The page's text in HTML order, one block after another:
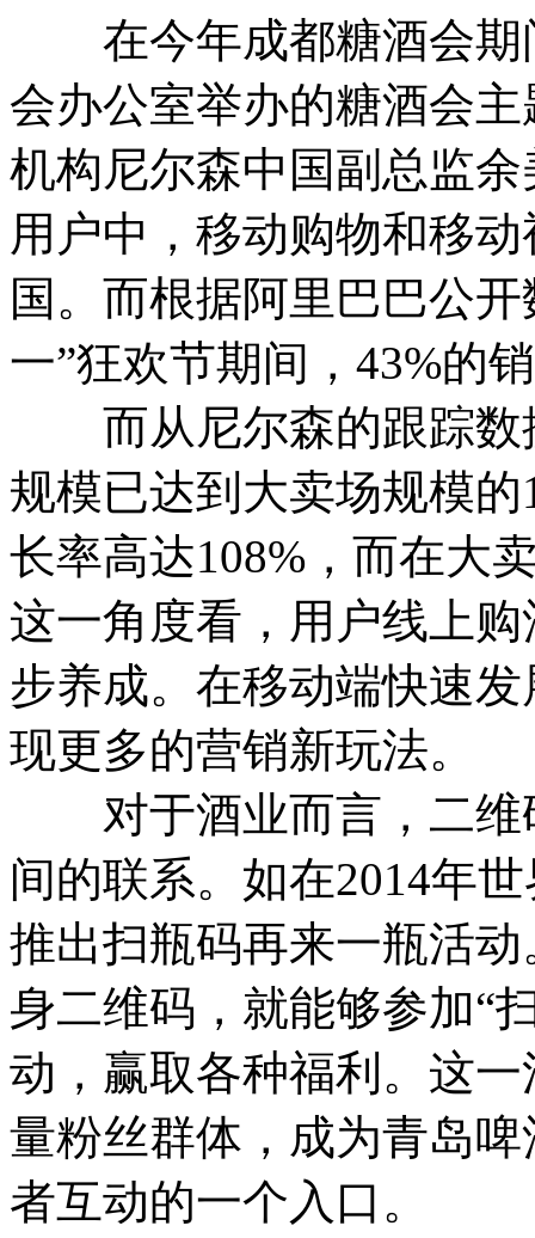
在今年成都糖酒会期
会办公室举办的糖酒会
机构尼尔森中国副总监
用户中，移动购物和移
国。而根据阿里巴巴公
一”狂欢节期间，43%的
而从尼尔森的跟踪数
规模已达到大卖场规模
长率高达108%，而在大
这一角度看，用户线上
步养成。在移动端快速
现更多的营销新玩法。
对于酒业而言，二维
间的联系。如在2014年
推出扫瓶码再来一瓶活
身二维码，就能够参加
动，赢取各种福利。这
量粉丝群体，成为青岛
者互动的一个入口。